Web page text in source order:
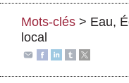
Actus et médias
Boutique
Mots-clés > Eau,
local